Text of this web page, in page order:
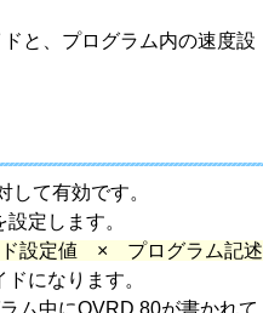
と、プログラム内の速度設
して有効です。
定します。
ド設定値 × プログラム記述
になります。
ム中にOVRD 80が書かれて